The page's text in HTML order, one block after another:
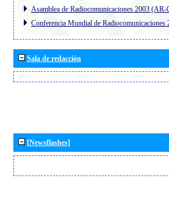
Asamblea de Radiocomunicaciones 2003 (AR-
Conferencia Mundial de
Sala de redacción
[Newsflashes]